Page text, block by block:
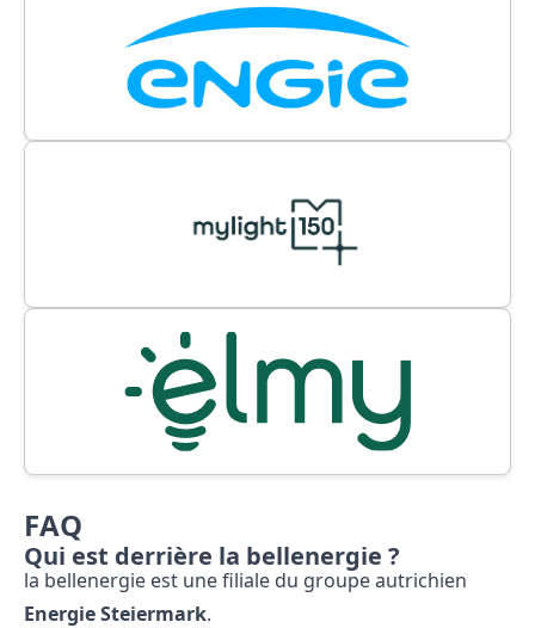
FAQ
Qui est derrière la bellenergie ?
la bellenergie est une filiale du groupe autrichien
Energie Steiermark.